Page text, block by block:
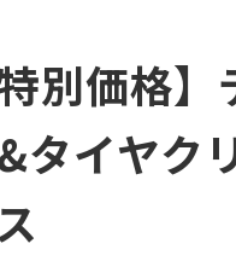
別価格
タイヤク